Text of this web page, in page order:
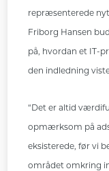
repræsenterede
Friborg Hansen
på, hvordan et IT-
den indledning
“Det er altid
opmærksom på
eksisterede, før vi
området omkring